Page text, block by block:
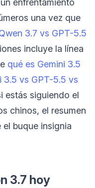
enfrentamiento
una vez que
3.7 vs GPT-5.5
incluye la línea
qué es Gemini 3.5
3.5 vs GPT-5.5 vs
estás siguiendo el
chinos, el resumen
buque insignia
3.7 hoy